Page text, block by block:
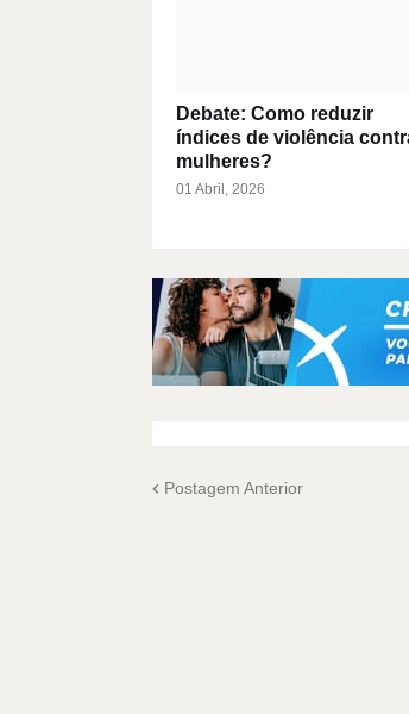
Debate: Como reduzir
índices de violência
mulheres?
01 Abril, 2026
Postagem Anterior